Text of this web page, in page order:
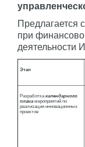
Предлагается
при
деятельности
Этап
Разработка календарного
плана мероприятий по
реализации инновационных
проектов